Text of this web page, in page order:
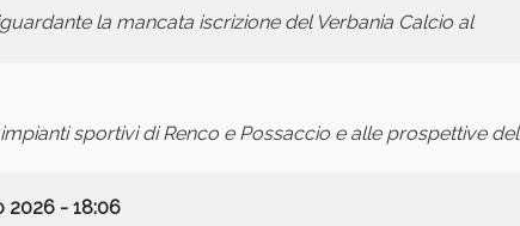
la mancata iscrizione del Verbania Calcio al
sportivi di Renco e Possaccio e alle prospettive del
2026 - 18:06